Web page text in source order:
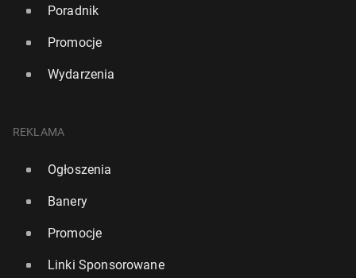
Poradnik
Promocje
Wydarzenia
REKLAMA
Ogłoszenia
Banery
Promocje
Linki Sponsorowane